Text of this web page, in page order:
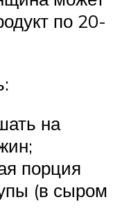
по 20-
на
порция
(в сыром